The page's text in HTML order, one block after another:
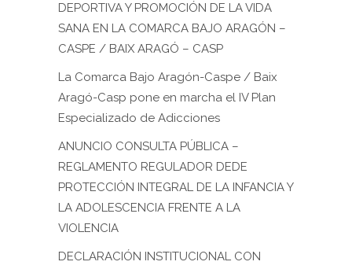
DEPORTIVA Y PROMOCIÓN DE LA VIDA
SANA EN LA COMARCA BAJO ARAGÓN –
CASPE / BAIX ARAGÓ – CASP
La Comarca Bajo Aragón-Caspe / Baix
Aragó-Casp pone en marcha el IV Plan
Especializado de Adicciones
ANUNCIO CONSULTA PÚBLICA –
REGLAMENTO REGULADOR DEDE
PROTECCIÓN INTEGRAL DE LA INFANCIA Y
LA ADOLESCENCIA FRENTE A LA
VIOLENCIA
DECLARACIÓN INSTITUCIONAL CON